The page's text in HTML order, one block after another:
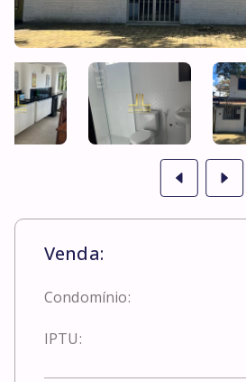
Venda:
Condomínio:
IPTU: